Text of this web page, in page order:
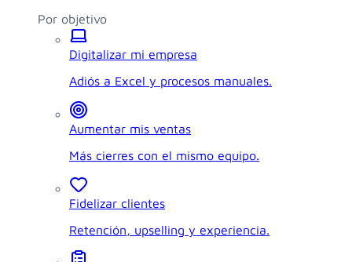
Por objetivo
Digitalizar mi empresa
Adiós a Excel y procesos manuales.
Aumentar mis ventas
Más cierres con el mismo equipo.
Fidelizar clientes
Retención, upselling y experiencia.